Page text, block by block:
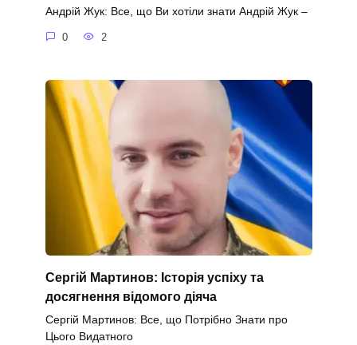
Андрій Жук: Все, що Ви хотіли знати Андрій Жук –
0 2
Сергій Мартинов: Історія успіху та
досягнення відомого діяча
Сергій Мартинов: Все, що Потрібно Знати про
Цього Видатного